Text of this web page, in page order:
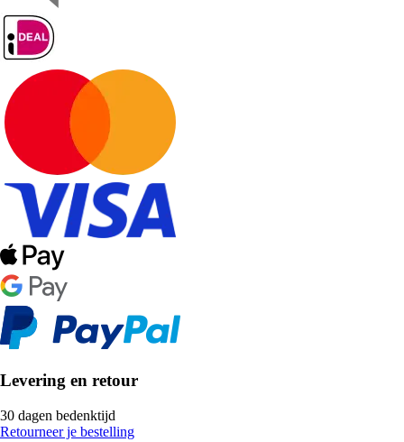
Levering en retour
30 dagen bedenktijd
Retourneer je bestelling